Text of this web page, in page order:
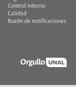
Control interno
Calidad
Buzón de notificaciones